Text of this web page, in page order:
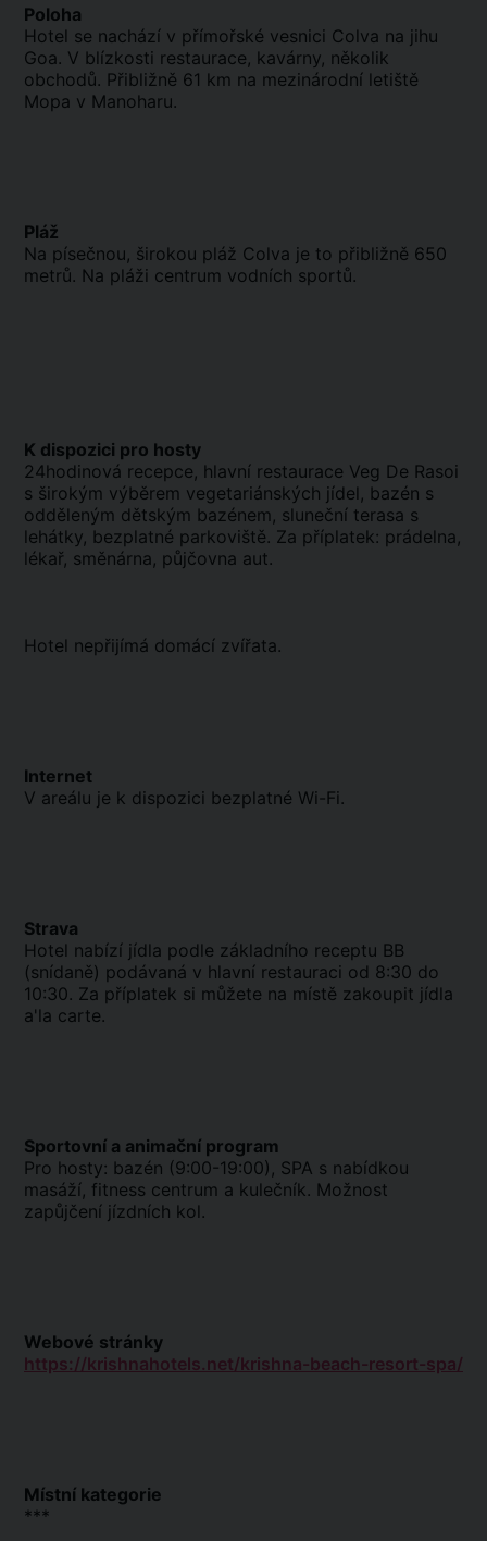
Poloha
Hotel se nachází v přímořské vesnici Colva na jihu
Goa. V blízkosti restaurace, kavárny, několik
obchodů. Přibližně 61 km na mezinárodní letiště
Mopa v Manoharu.
Pláž
Na písečnou, širokou pláž Colva je to přibližně 650
metrů. Na pláži centrum vodních sportů.
K dispozici pro hosty
24hodinová recepce, hlavní restaurace Veg De Rasoi
s širokým výběrem vegetariánských jídel, bazén s
odděleným dětským bazénem, sluneční terasa s
lehátky, bezplatné parkoviště. Za příplatek: prádelna,
lékař, směnárna, půjčovna aut.
Hotel nepřijímá domácí zvířata.
Internet
V areálu je k dispozici bezplatné Wi-Fi.
Strava
Hotel nabízí jídla podle základního receptu BB
(snídaně) podávaná v hlavní restauraci od 8:30 do
10:30. Za příplatek si můžete na místě zakoupit jídla
a'la carte.
Sportovní a animační program
Pro hosty: bazén (9:00-19:00), SPA s nabídkou
masáží, fitness centrum a kulečník. Možnost
zapůjčení jízdních kol.
Webové stránky
https://krishnahotels.net/krishna-beach-resort-spa/
Místní kategorie
***